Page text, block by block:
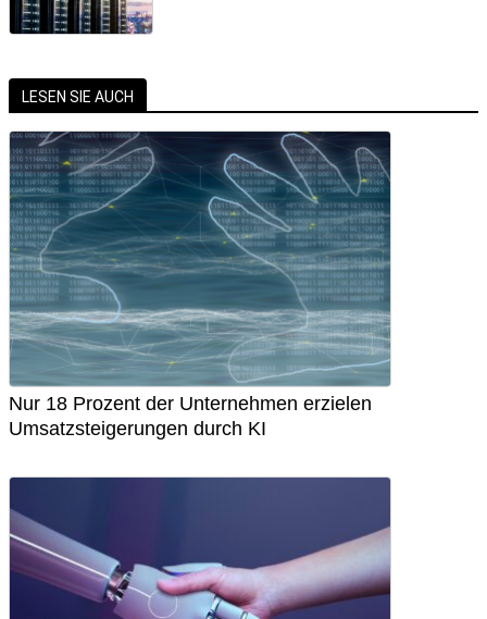
LESEN SIE AUCH
Nur 18 Prozent der Unternehmen erzielen
Umsatzsteigerungen durch KI